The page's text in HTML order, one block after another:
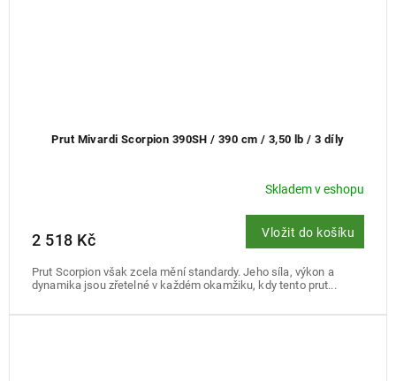
Prut Mivardi Scorpion 390SH / 390 cm / 3,50 lb / 3 díly
Skladem v eshopu
2 518 Kč Vložit do košíku
Prut Scorpion však zcela mění standardy. Jeho síla, výkon a
dynamika jsou zřetelné v každém okamžiku, kdy tento prut...